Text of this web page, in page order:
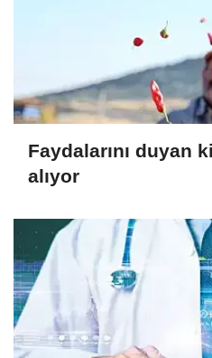
Faydalarını duyan
alıyor